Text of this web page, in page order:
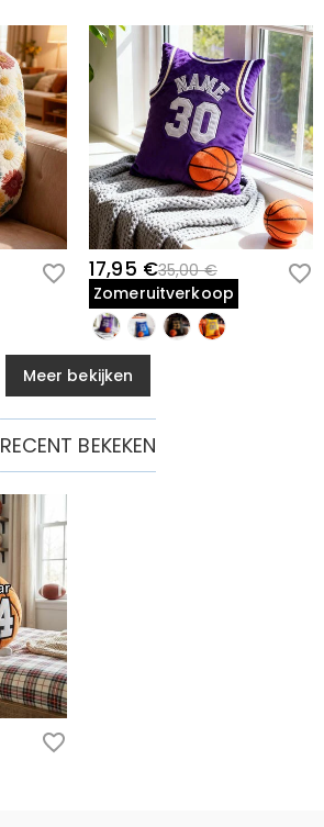
17,95 €35,00 €
Zomeruitverkoop
Meer bekijken
RECENT BEKEKEN